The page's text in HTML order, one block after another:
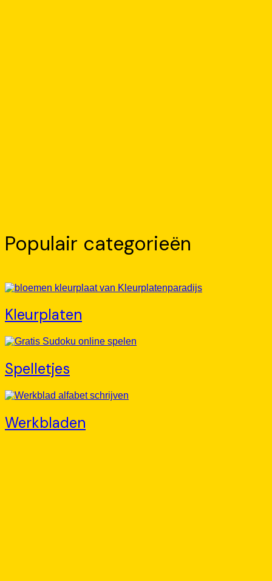
Populair categorieën
Kleurplaten
Spelletjes
Werkbladen